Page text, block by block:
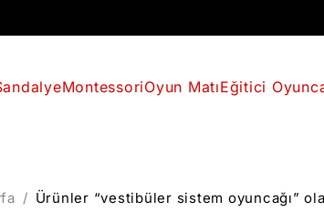
MontessoriOyun MatıEğitici
/ Ürünler “vestibüler sistem oyuncağı”